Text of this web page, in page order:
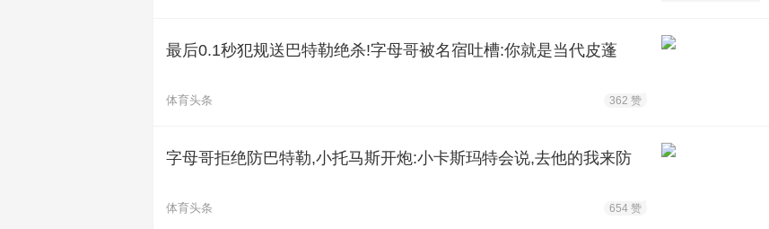
最后0.1秒犯规送巴特勒绝杀!字母哥被名宿吐槽:你就是当代皮蓬
体育头条 362 赞
字母哥拒绝防巴特勒,小托马斯开炮:小卡斯玛特会说,去他的我来防
体育头条 654 赞